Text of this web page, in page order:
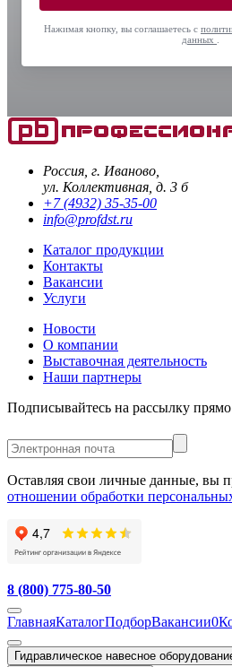
Нажимая кнопку, вы соглашаетесь с
данных
Россия, г. Иваново,
ул. Коллективная, д. 3 б
+7 (4932) 35-35-00
info@profdst.ru
Каталог продукции
Контакты
Вакансии
Услуги
Новости
О компании
Выставочная деятельность
Наши партнеры
Подписывайтесь на рассылку прямо
Оставляя свои личные данные, вы
отношении обработки
8 (800) 775-80-50
ГлавнаяКаталогПодборВакансии0
Гидравлическое навесное